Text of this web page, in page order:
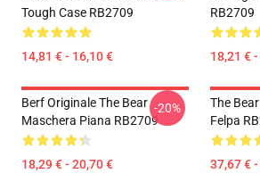
Tough Case RB2709
14,81 € - 16,10 €
RB2709
18,21 €
Berf Originale The Bear
Maschera Piana RB2709
18,29 € - 20,70 €
-20%
The
Felpa
37,67 €